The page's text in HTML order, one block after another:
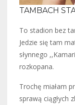
TAMBACH
To stadion bez
Jedzie się tam
słynnego
rozkopana.
Trochę miałam
sprawą ciągłych